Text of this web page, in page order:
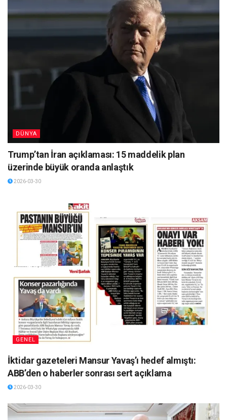
DÜNYA
Trump’tan İran açıklaması: 15 maddelik plan
üzerinde büyük oranda anlaştık
2026-03-30
GENEL
İktidar gazeteleri Mansur Yavaş’ı hedef almıştı:
ABB’den o haberler sonrası sert açıklama
2026-03-30